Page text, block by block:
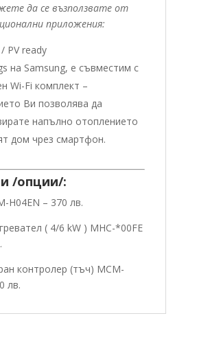
да се възползвате от
приложения:
PV ready
на Samsung, е съвместим с
Wi-Fi комплект –
Ви позволява да
напълно отоплението
дом чрез смартфон.
/опции/:
H04EN – 370 лв.
( 4/6 kW ) MHC-*00FE
контролер (тъч) MCM-
лв.